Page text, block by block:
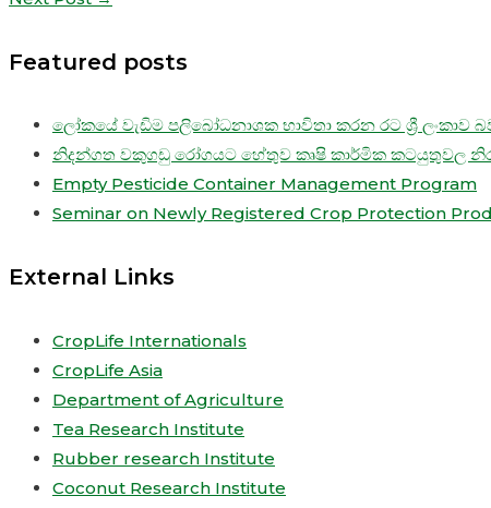
Featured posts
ලෝකයේ වැඩිම පලිබෝධනාශක භාවිතා කරන රට ශ්‍රී ලංකාව
නිදන්ගත වකුගඩු රෝගයට හේතුව කෘෂි කාර්මික කටයුතුවල
Empty Pesticide Container Management Program
Seminar on Newly Registered Crop Protection
External Links
CropLife Internationals
CropLife Asia
Department of Agriculture
Tea Research Institute
Rubber research Institute
Coconut Research Institute